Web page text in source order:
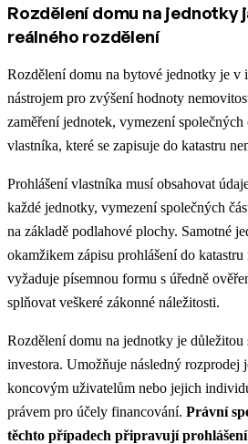
Rozdělení domu na jednotky
reálného rozdělení
Rozdělení domu na bytové jednotky je v
nástrojem pro zvýšení hodnoty
zaměření jednotek, vymezení
vlastníka, které se zapisuje do katastru
Prohlášení vlastníka musí obsahovat
každé jednotky, vymezení společných
na základě podlahové plochy. Samotné
okamžikem zápisu prohlášení do
vyžaduje písemnou formu s úředně
splňovat veškeré zákonné náležitosti.
Rozdělení domu na jednotky je důležitou
investora. Umožňuje následný rozprodej
koncovým uživatelům nebo jejich
právem pro účely financování. Právní
těchto případech připravují